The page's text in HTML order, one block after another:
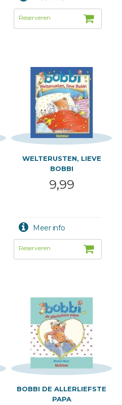
WELTERUSTEN, LIEVE
BOBBI
9,99
BOBBI DE ALLERLIEFSTE
PAPA